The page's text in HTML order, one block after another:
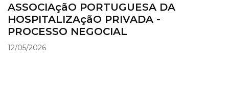
ASSOCIAçãO PORTUGUESA DA
HOSPITALIZAçãO PRIVADA -
PROCESSO NEGOCIAL
12/05/2026